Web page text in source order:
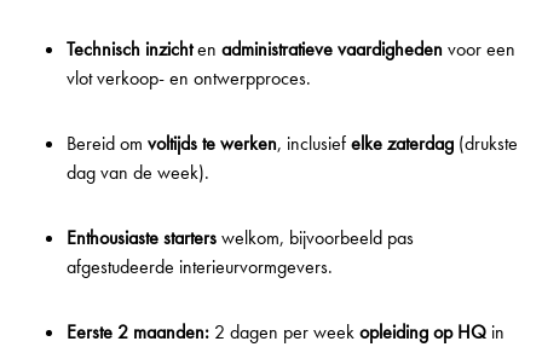
Technisch inzichten administratieve vaardighedenvoor een
vlot verkoop- en ontwerpproces.
Bereid om voltijds te werken, inclusiefelke zaterdag (drukste
dag van de week).
Enthousiaste starterswelkom, bijvoorbeeld pas
afgestudeerde interieurvormgevers.
Eerste 2 maanden: 2 dagen per weekopleiding op HQ in